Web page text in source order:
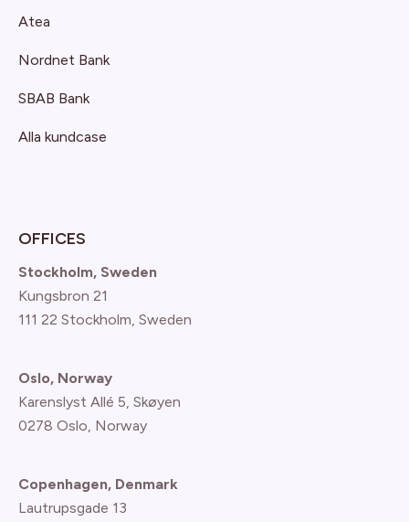
Atea
Nordnet Bank
SBAB Bank
Alla kundcase
OFFICES
Stockholm, Sweden
Kungsbron 21
111 22 Stockholm, Sweden
Oslo, Norway
Karenslyst Allé 5, Skøyen
0278 Oslo, Norway
Copenhagen, Denmark
Lautrupsgade 13